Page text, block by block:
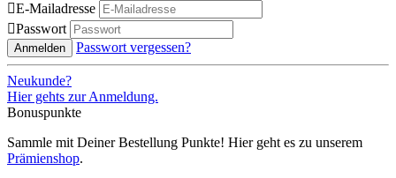
E-Mailadresse
Passwort
Anmelden Passwort vergessen?
Neukunde?
Hier gehts zur Anmeldung.
Bonuspunkte
Sammle mit Deiner Bestellung Punkte! Hier geht es zu unserem
Prämienshop.